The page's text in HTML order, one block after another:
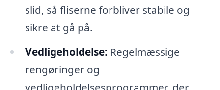
slid, så fliserne forbliver stabile og
sikre at gå på.
Vedligeholdelse: Regelmæssige
rengøringer og
vedligeholdelsesprogrammer, der